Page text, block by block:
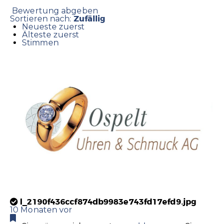
Bewertung abgeben
Sortieren nach: Zufällig
Neueste zuerst
Älteste zuerst
Stimmen
l_2190f436ccf874db9983e743fd17efd9.jpg
10 Monaten vor